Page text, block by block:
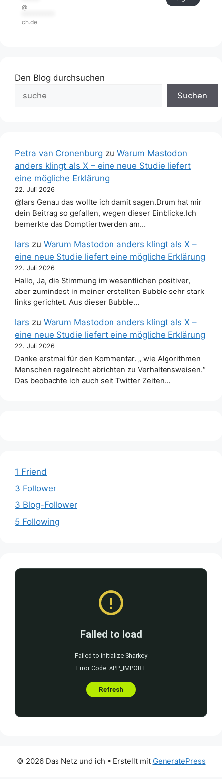
@
ch.de
Den Blog durchsuchen
Suchen
Petra van Cronenburg zu Warum Mastodon
anders klingt als X – eine neue Studie liefert
eine mögliche Erklärung
22. Juli 2026
@lars Genau das wollte ich damit sagen.Drum hat mir
dein Beitrag so gefallen, wegen dieser Einblicke.Ich
bemerkte das Domptiertwerden am…
lars zu Warum Mastodon anders klingt als X –
eine neue Studie liefert eine mögliche Erklärung
22. Juli 2026
Hallo, Ja, die Stimmung im wesentlichen positiver,
aber zumindest in meiner erstellten Bubble sehr stark
links gerichtet. Aus dieser Bubble…
lars zu Warum Mastodon anders klingt als X –
eine neue Studie liefert eine mögliche Erklärung
22. Juli 2026
Danke erstmal für den Kommentar. „ wie Algorithmen
Menschen regelrecht abrichten zu Verhaltensweisen.“
Das beobachte ich auch seit Twitter Zeiten…
1 Friend
3 Follower
3 Blog-Follower
5 Following
© 2026 Das Netz und ich • Erstellt mit GeneratePress